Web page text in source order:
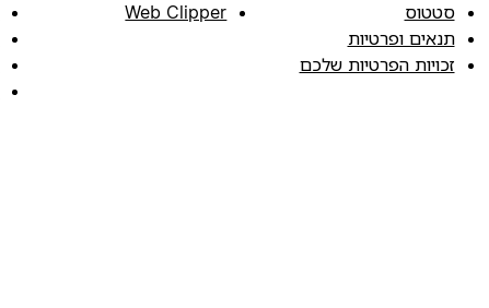
סטטוס
תנאים ופרטיות
זכויות הפרטיות שלכם
Web Clipper